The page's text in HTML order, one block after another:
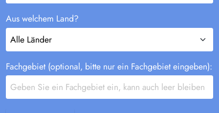
Aus welchem Land?
Fachgebiet (optional, bitte nur ein Fachgebiet eingeben):